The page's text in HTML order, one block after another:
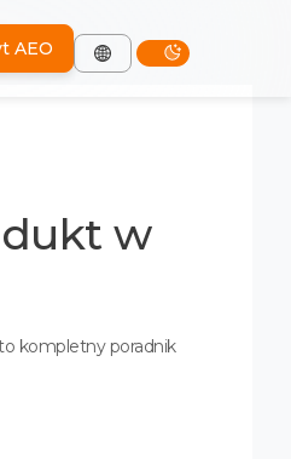
AEO
w
kompletny poradnik